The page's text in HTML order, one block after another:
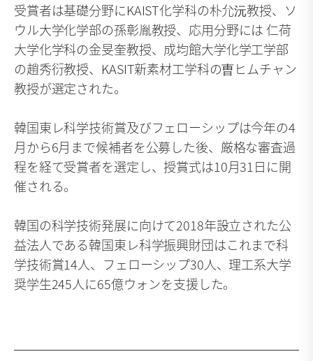
受賞者は基礎分野にKAIST化学科の朴允沅教授、ソ
ウル大学化学部の孫彰胤教授、応用分野には 仁荷
大学化学科の金旻奎教授、成均館大学化学工学部
の趙秀衍教授、KASIT新素材工学科の曺ヒムチャン
教授が選定された。
韓国東レ科学技術賞及びフェローシップは今年の4
月から6月まで候補者を公募した後、厳格な審査過
程を経て受賞者を選定し、授賞式は10月31日に開
催される。
韓国の科学技術発展に向けて2018年設立された公
益法人である韓国東レ科学振興財団はこれまで科
学技術賞14人、フェローシップ30人、理工系大学
奨学生245人に65億ウォンを支援した。